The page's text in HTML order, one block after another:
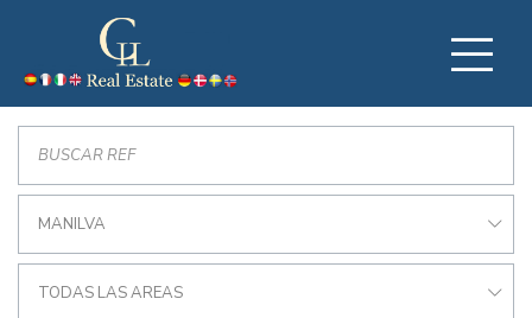
MANILVA
TODAS LAS AREAS